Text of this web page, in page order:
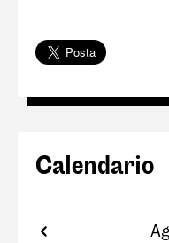
Calendario